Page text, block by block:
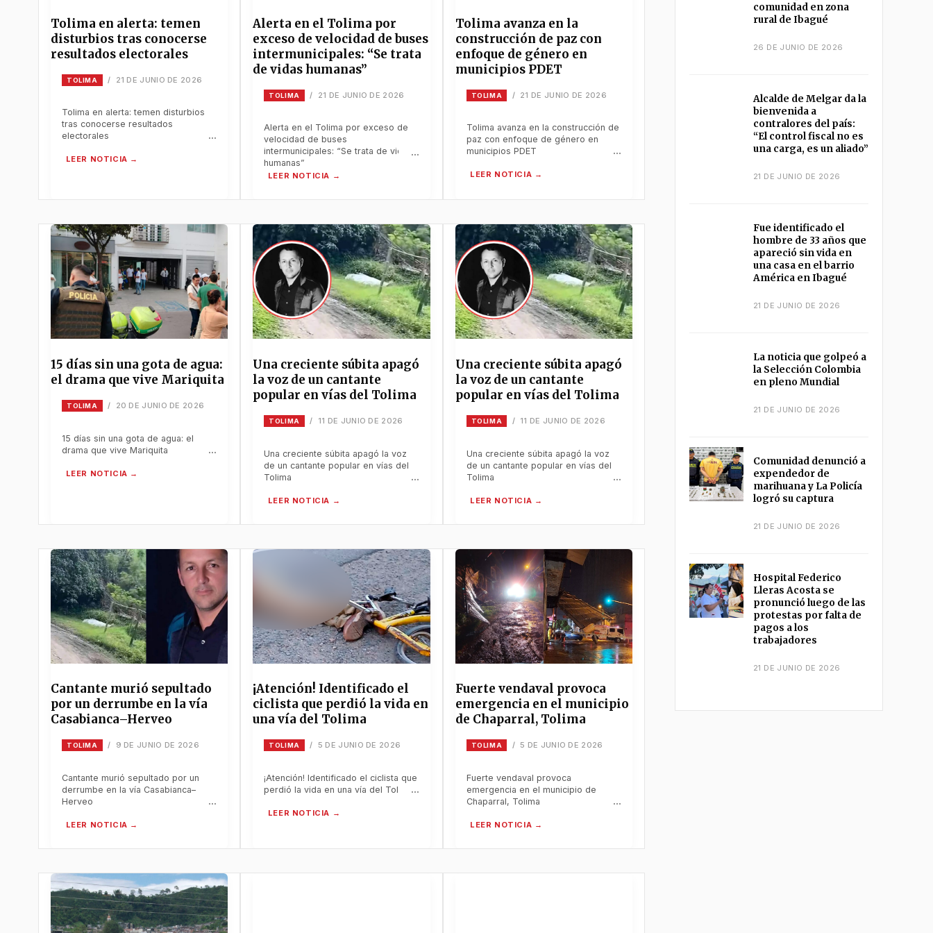
Tolima en alerta: temen
disturbios tras conocerse
resultados electorales
TOLIMA / 21 DE JUNIO DE 2026
Tolima en alerta: temen disturbios
tras conocerse resultados
electorales
Alerta en el Tolima por
exceso de velocidad de buses
intermunicipales: “Se trata
de vidas humanas”
TOLIMA / 21 DE JUNIO DE 2026
Alerta en el Tolima por exceso de
velocidad de buses
intermunicipales: “Se trata de vidas
humanas”
Tolima avanza en la
construcción de paz con
enfoque de género en
municipios PDET
TOLIMA / 21 DE JUNIO DE 2026
Tolima avanza en la construcción de
paz con enfoque de género en
municipios PDET
15 días sin una gota de agua:
el drama que vive Mariquita
TOLIMA / 20 DE JUNIO DE 2026
15 días sin una gota de agua: el
drama que vive Mariquita
Una creciente súbita apagó
la voz de un cantante
popular en vías del Tolima
TOLIMA / 11 DE JUNIO DE 2026
Una creciente súbita apagó la voz
de un cantante popular en vías del
Tolima
Una creciente súbita apagó
la voz de un cantante
popular en vías del Tolima
TOLIMA / 11 DE JUNIO DE 2026
Una creciente súbita apagó la voz
de un cantante popular en vías del
Tolima
Cantante murió sepultado
por un derrumbe en la vía
Casabianca–Herveo
TOLIMA / 9 DE JUNIO DE 2026
Cantante murió sepultado por un
derrumbe en la vía Casabianca–
Herveo
¡Atención! Identificado el
ciclista que perdió la vida en
una vía del Tolima
TOLIMA / 5 DE JUNIO DE 2026
¡Atención! Identificado el ciclista que
perdió la vida en una vía del Tolima
Fuerte vendaval provoca
emergencia en el municipio
de Chaparral, Tolima
TOLIMA / 5 DE JUNIO DE 2026
Fuerte vendaval provoca
emergencia en el municipio de
Chaparral, Tolima
comunidad en zona
rural de Ibagué
26 DE JUNIO DE 2026
Alcalde de Melgar da la
bienvenida a
contralores del país:
“El control fiscal no es
una carga, es un aliado”
21 DE JUNIO DE 2026
Fue identificado el
hombre de 33 años que
apareció sin vida en
una casa en el barrio
América en Ibagué
21 DE JUNIO DE 2026
La noticia que golpeó a
la Selección Colombia
en pleno Mundial
21 DE JUNIO DE 2026
Comunidad denunció a
expendedor de
marihuana y La Policía
logró su captura
21 DE JUNIO DE 2026
Hospital Federico
Lleras Acosta se
pronunció luego de las
protestas por falta de
pagos a los
trabajadores
21 DE JUNIO DE 2026